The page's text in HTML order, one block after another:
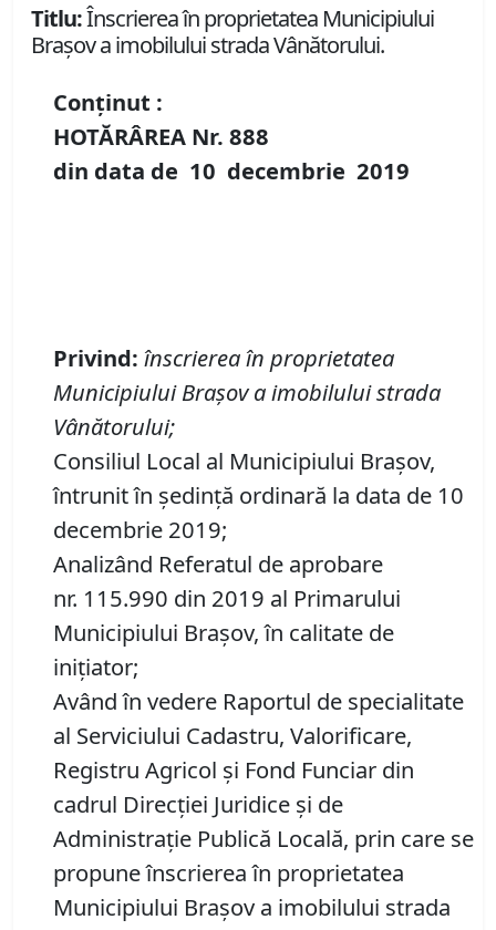
Titlu:Înscrierea în proprietatea Municipiului
Braşov a imobilului strada Vânătorului.
Conținut :
HOTĂRÂREA Nr. 888
din data de 10 decembrie 2019
Privind: înscrierea în proprietatea
Municipiului Braşov a imobilului strada
Vânătorului;
Consiliul Local al Municipiului Brașov,
întrunit în ședință ordinară la data de 10
decembrie 2019;
Analizând Referatul de aprobare
nr. 115.990 din 2019 al Primarului
Municipiului Brașov, în calitate de
inițiator;
Având în vedere Raportul de specialitate
al Serviciului Cadastru, Valorificare,
Registru Agricol şi Fond Funciar din
cadrul Direcţiei Juridice şi de
Administraţie Publică Locală, prin care se
propune înscrierea în proprietatea
Municipiului Braşov a imobilului strada